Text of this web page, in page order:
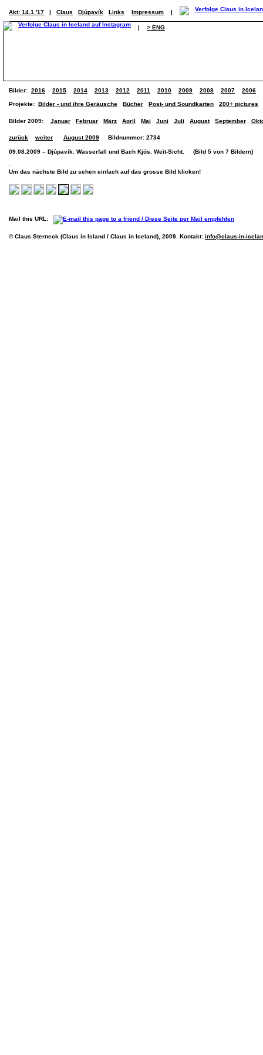
Akt: 14.1.'17 | Claus Djúpavík Links Impressum |
| > ENG
Bilder: 2016 2015 2014 2013 2012 2011 2010 2009 2008 2007 2006
Projekte: Bilder - und ihre Geräusche Bücher Post- und Soundkarten 200+ pictures
Bilder 2009: Januar Februar März April Mai Juni Juli August September
zurück weiter August 2009 Bildnummer: 2734
09.08.2009 – Djúpavík. Wasserfall und Bach Kjós. Weit-Sicht. (Bild 5 von 7 Bildern)
Um das nächste Bild zu sehen einfach auf das grosse Bild klicken!
Mail this URL:
© Claus Sterneck (Claus in Island / Claus in Iceland), 2009. Kontakt: info@claus-in-